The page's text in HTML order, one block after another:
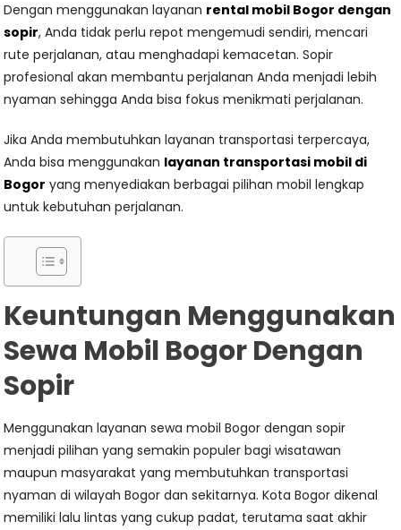
Dengan menggunakan layanan rental mobil Bogor dengan
sopir, Anda tidak perlu repot mengemudi sendiri, mencari
rute perjalanan, atau menghadapi kemacetan. Sopir
profesional akan membantu perjalanan Anda menjadi lebih
nyaman sehingga Anda bisa fokus menikmati perjalanan.
Jika Anda membutuhkan layanan transportasi terpercaya,
Anda bisa menggunakan layanan transportasi mobil di
Bogor yang menyediakan berbagai pilihan mobil lengkap
untuk kebutuhan perjalanan.
Keuntungan Menggunakan
Sewa Mobil Bogor Dengan
Sopir
Menggunakan layanan sewa mobil Bogor dengan sopir
menjadi pilihan yang semakin populer bagi wisatawan
maupun masyarakat yang membutuhkan transportasi
nyaman di wilayah Bogor dan sekitarnya. Kota Bogor dikenal
memiliki lalu lintas yang cukup padat, terutama saat akhir